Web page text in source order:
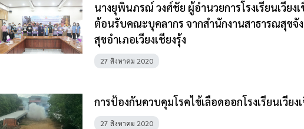
นางยุพินภรณ์ วงศ์ชัย ผู้อำนวยการโรงเรียนเวียง
ต้อนรับคณะบุคลากร จากสำนักงานสาธารณสุขจัง
สุขอำเภอเวียงเชียงรุ้ง
27 สิงหาคม 2020
การป้องกันควบคุมโรคไข้เลือดออกโรงเรียนเวียง
27 สิงหาคม 2020